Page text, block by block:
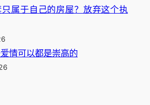
属于自己的房屋？放弃这个执
情可以都是崇高的